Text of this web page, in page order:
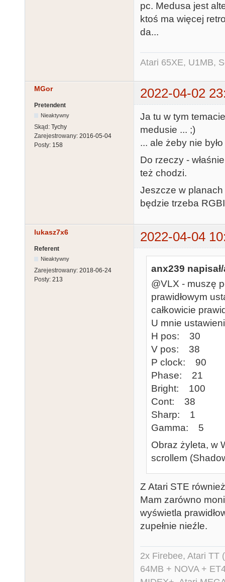
pc. Medusa jest
ktoś ma więcej
da...
Atari 65XE, U1MB,
MGor 2022-04-02
Pretendent
Nieaktywny
Skąd: Tychy
Zarejestrowany: 2016-05-04
Posty: 158
Ja tu w tym
medusie ... ;)
... ale żeby nie
Do rzeczy -
też chodzi.
Jeszcze w
będzie trzeba
lukasz7x6 2022-04-04
Referent
Nieaktywny
Zarejestrowany: 2018-06-24
Posty: 213
anx239
@VLX - muszę
prawidłowym
całkowicie
U mnie
H pos: 30
V pos: 38
P clock: 90
Phase: 21
Bright: 100
Cont: 38
Sharp: 1
Gamma: 5
Obraz żyleta, w
scrollem
Z Atari STE
Mam zarówno
wyświetla
zupełnie nieźle.
2x Firebee, Atari TT
64MB + NOVA +